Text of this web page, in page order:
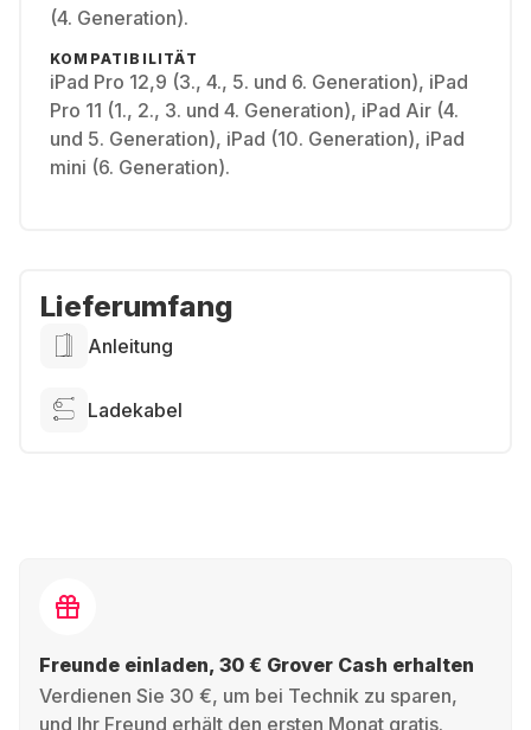
(4. Generation).
KOMPATIBILITÄT
iPad Pro 12,9 (3., 4., 5. und 6. Generation), iPad
Pro 11 (1., 2., 3. und 4. Generation), iPad Air (4.
und 5. Generation), iPad (10. Generation), iPad
mini (6. Generation).
Lieferumfang
Anleitung
Ladekabel
Freunde einladen, 30 € Grover Cash erhalten
Verdienen Sie 30 €, um bei Technik zu sparen,
und Ihr Freund erhält den ersten Monat gratis.